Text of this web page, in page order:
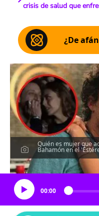
crisis de salud que
¿De
Quién es mujer que
Bahamón en el
00:00